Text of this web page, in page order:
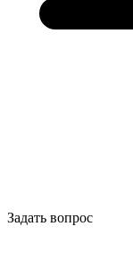
Задать вопрос